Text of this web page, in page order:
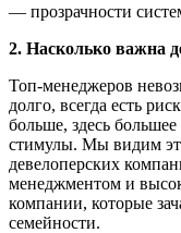
— прозрачности
2. Насколько важна
Топ-менеджеров
долго, всегда есть
больше, здесь
стимулы. Мы видим
девелоперских
менеджментом и
компании, которые
семейности.